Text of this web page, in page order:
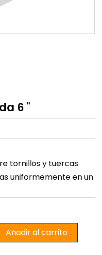
6 ''
tornillos y tuercas
uniformemente en un
Añadir al carrito